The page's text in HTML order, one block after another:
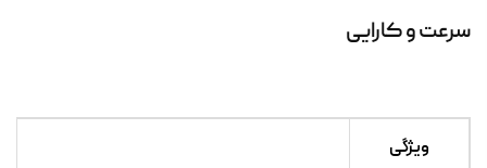
سرعت و کارایی
ویژگی